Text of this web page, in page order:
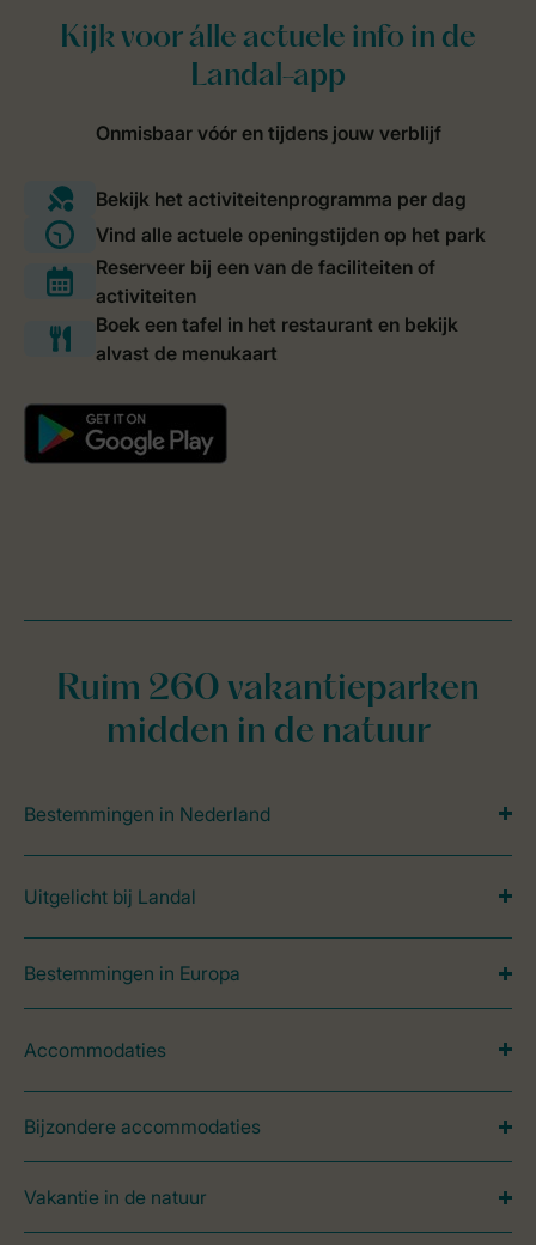
Ruim 260 vakantieparken
midden in de natuur
Bestemmingen in Nederland
Uitgelicht bij Landal
Bestemmingen in Europa
Accommodaties
Bijzondere accommodaties
Vakantie in de natuur